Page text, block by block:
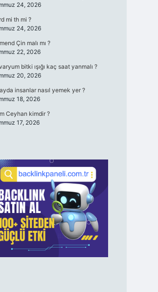
24, 2026
mi th mi ?
24, 2026
Çin malı mı ?
22, 2026
bitki ışığı kaç saat yanmalı ?
20, 2026
insanlar nasıl yemek yer ?
18, 2026
Ceyhan kimdir ?
17, 2026